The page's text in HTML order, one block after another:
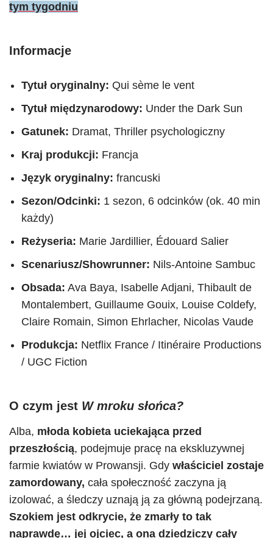
tym tygodniu
Informacje
Tytuł oryginalny: Qui sème le vent
Tytuł międzynarodowy: Under the Dark Sun
Gatunek: Dramat, Thriller psychologiczny
Kraj produkcji: Francja
Język oryginalny: francuski
Sezon/Odcinki: 1 sezon, 6 odcinków (ok. 40 min
każdy)
Reżyseria: Marie Jardillier, Édouard Salier
Scenariusz/Showrunner: Nils-Antoine Sambuc
Obsada: Ava Baya, Isabelle Adjani, Thibault de
Montalembert, Guillaume Gouix, Louise Coldefy,
Claire Romain, Simon Ehrlacher, Nicolas Vaude
Produkcja: Netflix France / Itinéraire Productions
/ UGC Fiction
O czym jest W mroku słońca?
Alba, młoda kobieta uciekająca przed
przeszłością, podejmuje pracę na ekskluzywnej
farmie kwiatów w Prowansji. Gdy właściciel zostaje
zamordowany, cała społeczność zaczyna ją
izolować, a śledczy uznają ją za główną podejrzaną.
Szokiem jest odkrycie, że zmarły to tak
naprawdę… jej ojciec, a ona dziedziczy cały